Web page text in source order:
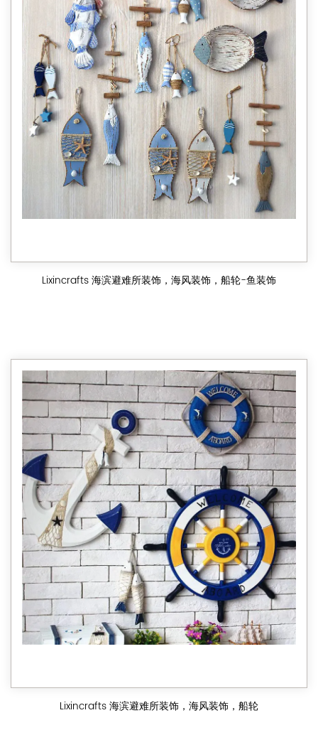
Lixincrafts 海滨避难所装饰，海风装饰，船轮-鱼装饰
Lixincrafts 海滨避难所装饰，海风装饰，船轮